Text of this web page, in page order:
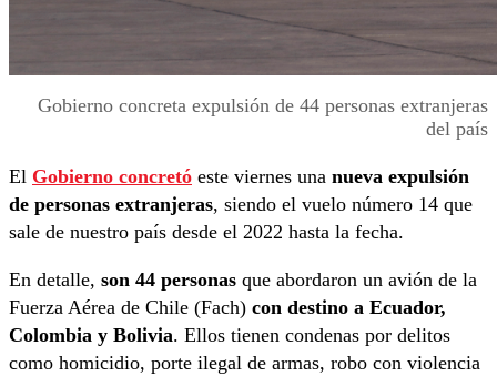
Gobierno concreta expulsión de 44 personas extranjeras
del país
El Gobierno concretó este viernes una nueva expulsión
de personas extranjeras, siendo el vuelo número 14 que
sale de nuestro país desde el 2022 hasta la fecha.
En detalle, son 44 personas que abordaron un avión de la
Fuerza Aérea de Chile (Fach) con destino a Ecuador,
Colombia y Bolivia. Ellos tienen condenas por delitos
como homicidio, porte ilegal de armas, robo con violencia